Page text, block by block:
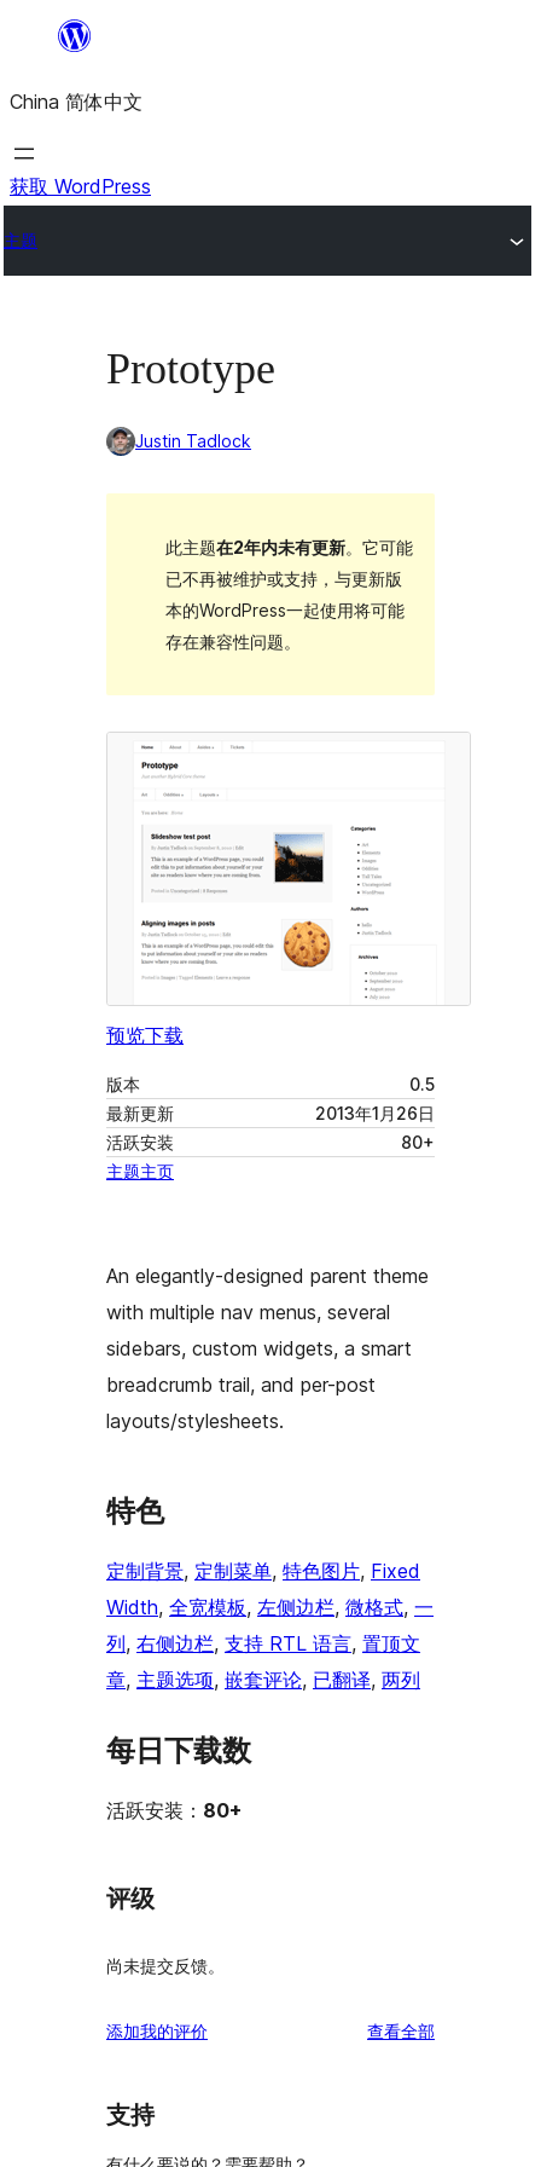
内
容
China 简体中文
获取 WordPress
主题
Prototype
Justin Tadlock
此主题在2年内未有更新。它可能
已不再被维护或支持，与更新版
本的WordPress一起使用将可能
存在兼容性问题。
预览下载
版本
0.5
最新更新
2013年1月26日
活跃安装
80+
主题主页
An elegantly-designed parent theme
with multiple nav menus, several
sidebars, custom widgets, a smart
breadcrumb trail, and per-post
layouts/stylesheets.
特色
定制背景, 定制菜单, 特色图片, Fixed
Width, 全宽模板, 左侧边栏, 微格式, 一
列, 右侧边栏, 支持 RTL 语言, 置顶文
章, 主题选项, 嵌套评论, 已翻译, 两列
每日下载数
活跃安装： 80+
评级
尚未提交反馈。
添加我的评价 查看全部评
支持